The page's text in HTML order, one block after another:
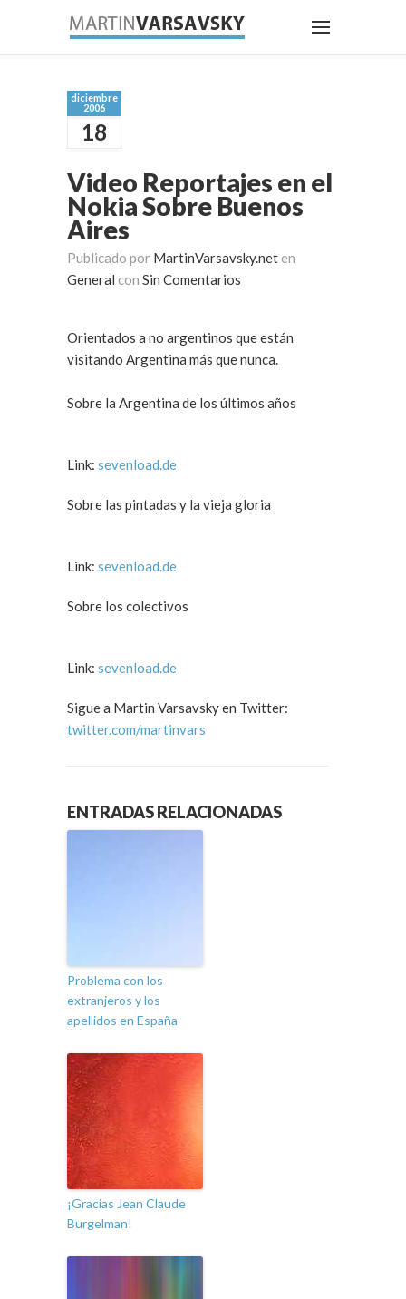
diciembre
2006
18
Video Reportajes en el
Nokia Sobre Buenos
Aires
Publicado por MartinVarsavsky.net en
General con Sin Comentarios
Orientados a no argentinos que están
visitando Argentina más que nunca.
Sobre la Argentina de los últimos años
Link: sevenload.de
Sobre las pintadas y la vieja gloria
Link: sevenload.de
Sobre los colectivos
Link: sevenload.de
Sigue a Martin Varsavsky en Twitter:
twitter.com/martinvars
ENTRADAS RELACIONADAS
Problema con los
extranjeros y los
apellidos en España
¡Gracias Jean Claude
Burgelman!